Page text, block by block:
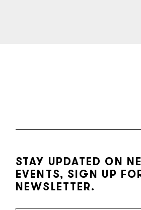
STAY UPDATED ON
EVENTS, SIGN UP
NEWSLETTER.